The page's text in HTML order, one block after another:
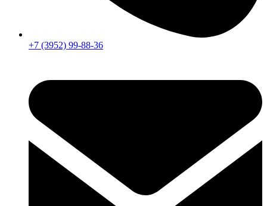
+7 (3952) 99-88-36